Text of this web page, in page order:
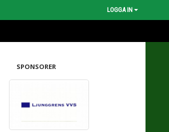
LOGGA IN
SPONSORER